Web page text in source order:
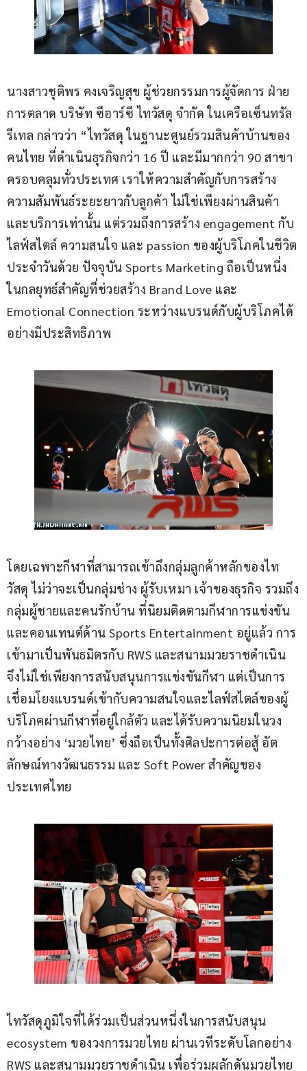
นางสาวชุติพร คงเจริญสุข ผู้ช่วยกรรมการผู้จัดการ ฝ่าย
การตลาด บริษัท ซีอาร์ซี ไทวัสดุ จำกัด ในเครือเซ็นทรัล
รีเทล กล่าวว่า “ไทวัสดุ ในฐานะศูนย์รวมสินค้าบ้านของ
คนไทย ที่ดำเนินธุรกิจกว่า 16 ปี และมีมากกว่า 90 สาขา
ครอบคลุมทั่วประเทศ เราให้ความสำคัญกับการสร้าง
ความสัมพันธ์ระยะยาวกับลูกค้า ไม่ใช่เพียงผ่านสินค้า
และบริการเท่านั้น แต่รวมถึงการสร้าง engagement กับ
ไลฟ์สไตล์ ความสนใจ และ passion ของผู้บริโภคในชีวิต
ประจำวันด้วย ปัจจุบัน Sports Marketing ถือเป็นหนึ่ง
ในกลยุทธ์สำคัญที่ช่วยสร้าง Brand Love และ
Emotional Connection ระหว่างแบรนด์กับผู้บริโภคได้
อย่างมีประสิทธิภาพ
โดยเฉพาะกีฬาที่สามารถเข้าถึงกลุ่มลูกค้าหลักของไท
วัสดุ ไม่ว่าจะเป็นกลุ่มช่าง ผู้รับเหมา เจ้าของธุรกิจ รวมถึง
กลุ่มผู้ชายและคนรักบ้าน ที่นิยมติดตามกีฬาการแข่งขัน
และคอนเทนต์ด้าน Sports Entertainment อยู่แล้ว การ
เข้ามาเป็นพันธมิตรกับ RWS และสนามมวยราชดำเนิน
จึงไม่ใช่เพียงการสนับสนุนการแข่งขันกีฬา แต่เป็นการ
เชื่อมโยงแบรนด์เข้ากับความสนใจและไลฟ์สไตล์ของผู้
บริโภคผ่านกีฬาที่อยู่ใกล้ตัว และได้รับความนิยมในวง
กว้างอย่าง ‘มวยไทย’ ซึ่งถือเป็นทั้งศิลปะการต่อสู้ อัต
ลักษณ์ทางวัฒนธรรม และ Soft Power สำคัญของ
ประเทศไทย
ไทวัสดุภูมิใจที่ได้ร่วมเป็นส่วนหนึ่งในการสนับสนุน
ecosystem ของวงการมวยไทย ผ่านเวทีระดับโลกอย่าง
RWS และสนามมวยราชดำเนิน เพื่อร่วมผลักดันมวยไทย